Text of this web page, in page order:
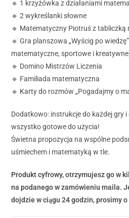
🔹 1 krzyżówka z działaniami
🔹 2 wykreślanki słowne
🔹 Matematyczny Piotruś z tabliczką
🔹 Gra planszowa „Wyścig po
matematyczne, sportowe i
🔹 Domino Mistrzów Liczenia
🔹 Familiada matematyczna
🔹 Karty do rozmów „Pogadajmy o
Dodatkowo: instrukcje do każdej gry
wszystko gotowe do użycia!
Świetna propozycja na wspólne
uśmiechem i matematyką w tle.
Produkt cyfrowy, otrzymujesz go w
na podanego w zamówieniu maila.
dojdzie w ciągu 24 godzin, prosimy